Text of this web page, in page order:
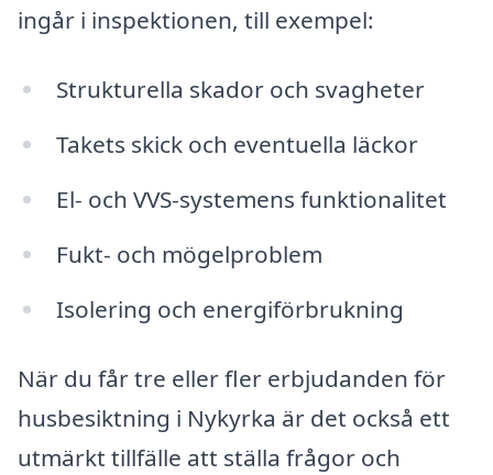
ingår i inspektionen, till exempel:
Strukturella skador och svagheter
Takets skick och eventuella läckor
El- och VVS-systemens funktionalitet
Fukt- och mögelproblem
Isolering och energiförbrukning
När du får tre eller fler erbjudanden för
husbesiktning i Nykyrka är det också ett
utmärkt tillfälle att ställa frågor och